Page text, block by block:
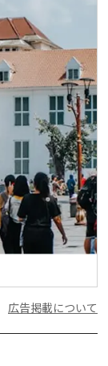
広告掲載について